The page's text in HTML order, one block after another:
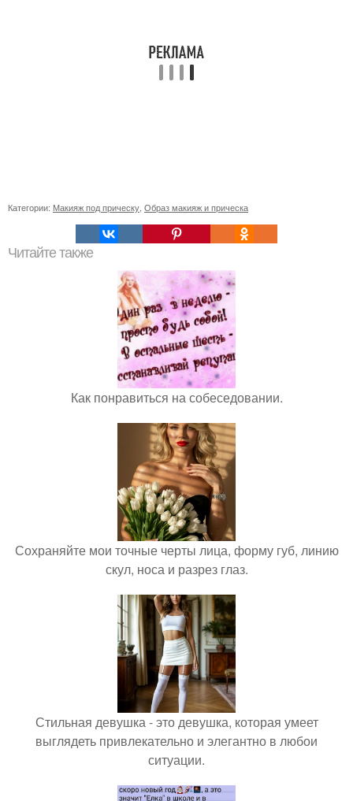
Категории: Макияж под прическу, Образ макияж и прическа
Читайте также
Как понравиться на собеседовании.
Сохраняйте мои точные черты лица, форму губ, линию
скул, носа и разрез глаз.
Стильная девушка - это девушка, которая умеет
выглядеть привлекательно и элегантно в любои
ситуации.